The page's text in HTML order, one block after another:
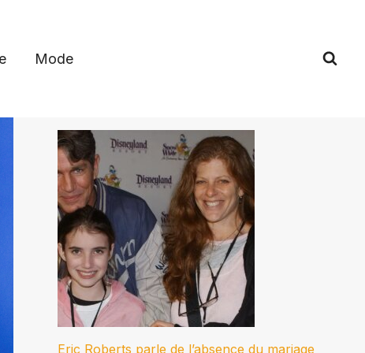
Mode
Eric Roberts parle de l’absence du mariage